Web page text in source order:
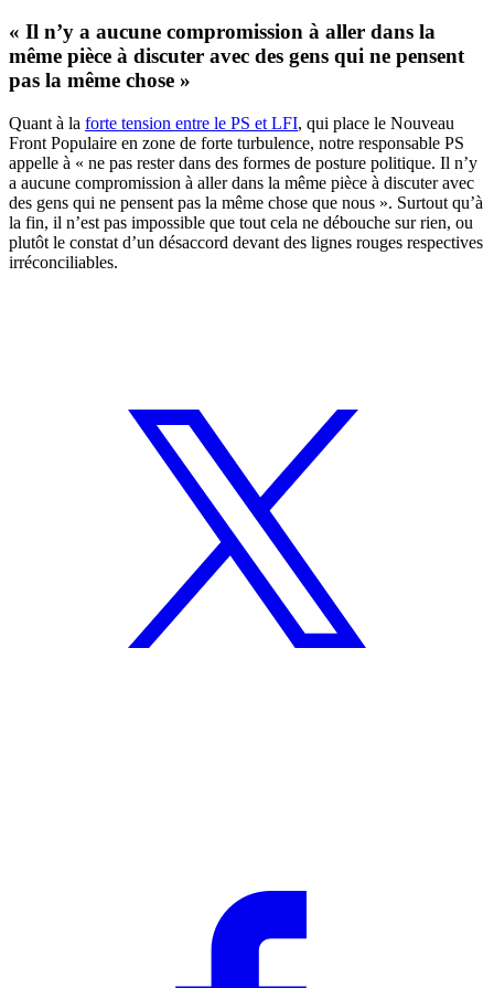
« Il n’y a aucune compromission à aller dans la
même pièce à discuter avec des gens qui ne pensent
pas la même chose »
Quant à la forte tension entre le PS et LFI, qui place le Nouveau
Front Populaire en zone de forte turbulence, notre responsable PS
appelle à « ne pas rester dans des formes de posture politique. Il n’y
a aucune compromission à aller dans la même pièce à discuter avec
des gens qui ne pensent pas la même chose que nous ». Surtout qu’à
la fin, il n’est pas impossible que tout cela ne débouche sur rien, ou
plutôt le constat d’un désaccord devant des lignes rouges respectives
irréconciliables.